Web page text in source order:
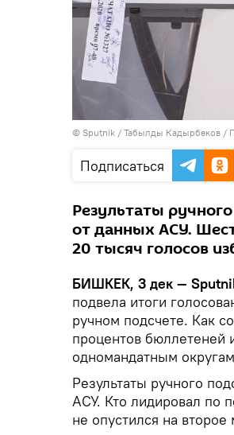
© Sputnik / Табылды Кадырбеков /
Подписаться
Результаты
от данных АСУ.
20 тысяч голосов
БИШКЕК, 3 дек —
подвела итоги
ручном подсчете. Как
процентов бюллетеней
одномандатным
Результаты ручного
АСУ. Кто лидировал по
не опустился на